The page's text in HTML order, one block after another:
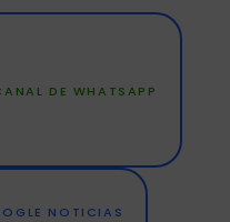
DE WHATSAPP
NOTICIAS